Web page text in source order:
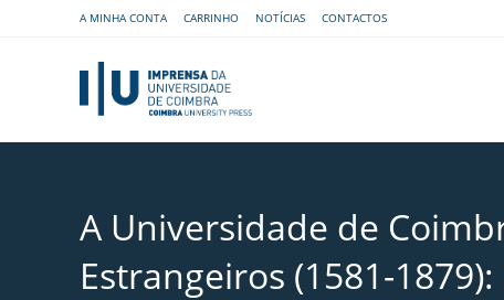
A MINHA CONTA CARRINHO NOTÍCIAS CONTACTOS
A Universidade de
Estrangeiros (1581-